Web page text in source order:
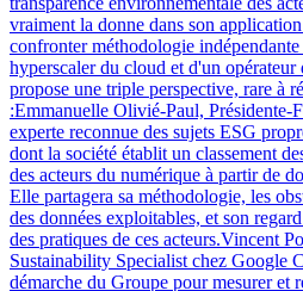
vraiment la donne dans son
confronter méthodologie
hyperscaler du cloud et d'un
propose une triple perspective, rare à
:Emmanuelle Olivié-Paul, Présidente-
experte reconnue des sujets ESG
dont la société établit un classement
des acteurs du numérique à partir de
Elle partagera sa méthodologie, les
des données exploitables, et son
des pratiques de ces acteurs.Vincent
Sustainability Specialist chez Google
démarche du Groupe pour mesurer et